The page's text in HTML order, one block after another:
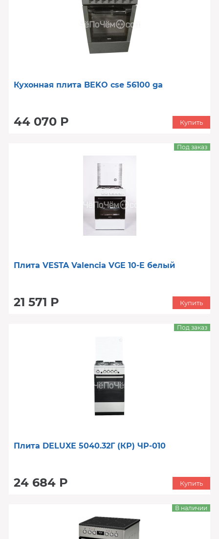
Кухонная плита BEKO cse 56100 ga
44 070 Р Купить
Плита VESTA Valencia VGE 10-E белый
21 571 Р
Под заказ
Купить
Плита DELUXE 5040.32Г (КР) ЧР-010
24 684 Р
Под заказ
Купить
В наличии